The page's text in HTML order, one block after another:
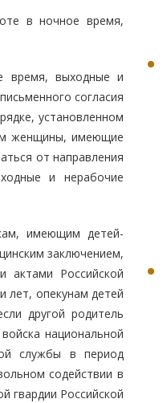
в ночное время,
время, выходные и
согласия
установленном
женщины, имеющие
от направления
и нерабочие
имеющим детей-
заключением,
актами Российской
лет, опекунам детей
другой родитель
национальной
службы в период
содействии в
гвардии Российской